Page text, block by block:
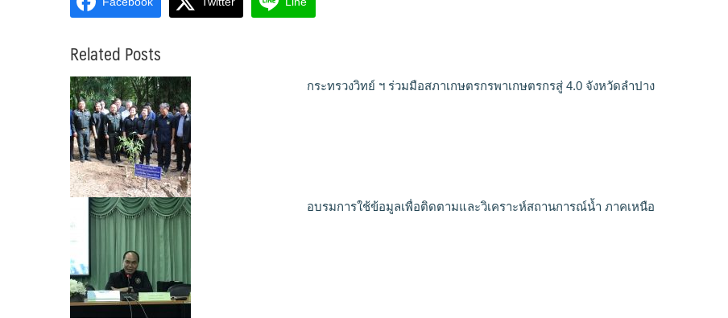
Related Posts
กระทรวงวิทย์ ฯ ร่วมมือสภาเกษตรกรพาเกษตรกรสู่ 4.0 จังหวัดลำปาง
อบรมการใช้ข้อมูลเพื่อติดตามและวิเคราะห์สถานการณ์น้ำ ภาคเหนือ